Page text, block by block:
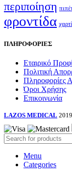
περιποίηση
φροντίδα χαρτί
ΠΛΗΡΟΦΟΡΙΕΣ
Εταιρικό
Πολιτική
Πληροφορίες
Όροι Χρήσης
Επικοινωνία
LAZOS MEDICAL
Menu
Categories